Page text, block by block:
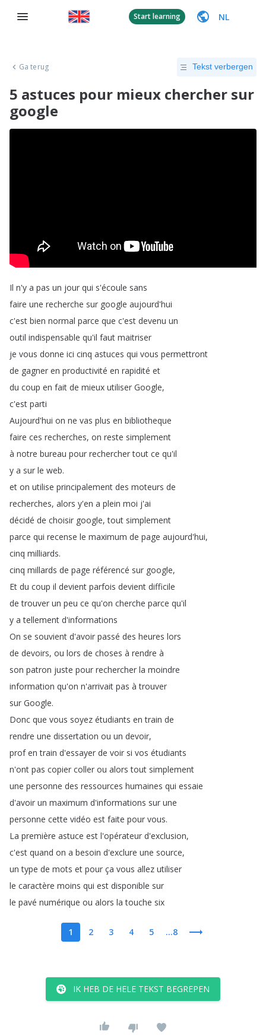
Start learning NL
Ga terug Tekst verbergen
5 astuces pour mieux chercher sur
google
Il n'y a pas un jour qui s'écoule sans
faire une recherche sur google aujourd'hui
c'est bien normal parce que c'est devenu un
outil indispensable qu'il faut maitriser
je vous donne ici cinq astuces qui vous permettront
de gagner en productivité en rapidité et
du coup en fait de mieux utiliser Google,
c'est parti
Aujourd'hui on ne vas plus en bibliotheque
faire ces recherches, on reste simplement
à notre bureau pour rechercher tout ce qu'il
y a sur le web.
et on utilise principalement des moteurs de
recherches, alors y'en a plein moi j'ai
décidé de choisir google,tout simplement
parce qui recense le maximum de page aujourd'hui,
cinq milliards.
cinq millards de page référencé sur google,
Et du coup il devient parfois devient difficile
de trouver un peu ce qu'on cherche parce qu'il
y a tellement d'informations
On se souvient d'avoir passé des heures lors
de devoirs, ou lors de choses à rendre à
son patron juste pour rechercher la moindre
information qu'on n'arrivait pas à trouver
sur Google.
Donc que vous soyez étudiants en train de
rendre une dissertation ou un devoir,
prof en train d'essayer de voir si vos étudiants
n'ont pas copier coller ou alors tout simplement
une personne des ressources humaines qui essaie
d'avoir un maximum d'informations sur une
personne cette vidéo est faite pour vous.
La première astuce est l'opérateur d'exclusion,
c'est quand on a besoin d'exclure une source,
un type de mots et pour ça vous allez utiliser
le caractère moins qui est disponible sur
le pavé numérique ou alors la touche six
1 2 3 4 5 ...8
IK HEB DE HELE TEKST BEGREPEN